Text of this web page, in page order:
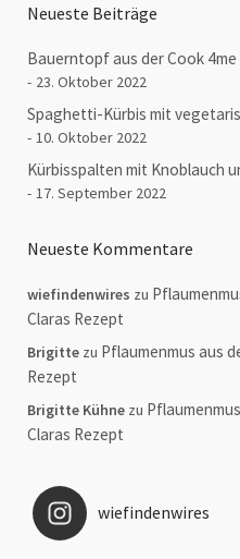
Neueste Beiträge
Bauerntopf aus der Cook 4me
23. Oktober 2022
Spaghetti-Kürbis mit
10. Oktober 2022
Kürbisspalten mit Knoblauch
17. September 2022
Neueste Kommentare
wiefindenwires zu
Claras Rezept
Brigitte zu Pflaumenmus aus
Rezept
Brigitte Kühne zu
Claras Rezept
wiefindenwires